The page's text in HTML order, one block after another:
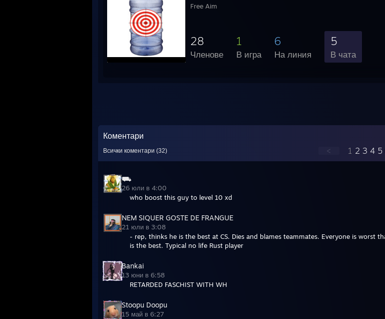
Free Aim
28
Членове
1
В игра
6
На линия
5
В чата
Коментари
Всички коментари (32) < 1 2 3 4 5
⛟
26 юли в 4:00
who boost this guy to level 10 xd
NEM SIQUER GOSTE DE FRANGUE
21 юли в 3:08
- rep, thinks he is the best at CS. Dies and blames teammates. Everyone is worst
is the best. Typical no life Rust player
Bankai
13 юни в 6:58
RETARDED FASCHIST WITH WH
Stoopu Doopu
15 май в 6:27